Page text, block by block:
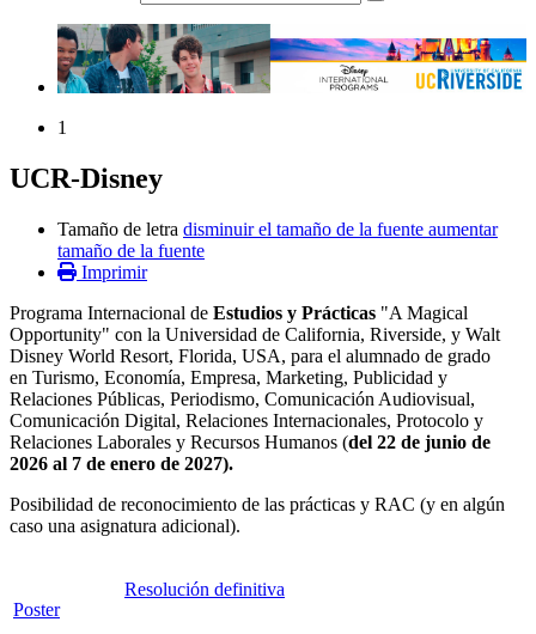
1
UCR-Disney
Tamaño de letra disminuir el tamaño de la fuente aumentar
tamaño de la fuente
Imprimir
Programa Internacional de Estudios y Prácticas "A Magical
Opportunity" con la Universidad de California, Riverside, y Walt
Disney World Resort, Florida, USA, para el alumnado de grado
en Turismo, Economía, Empresa, Marketing, Publicidad y
Relaciones Públicas, Periodismo, Comunicación Audiovisual,
Comunicación Digital, Relaciones Internacionales, Protocolo y
Relaciones Laborales y Recursos Humanos (del 22 de junio de
2026 al 7 de enero de 2027).
Posibilidad de reconocimiento de las prácticas y RAC (y en algún
caso una asignatura adicional).
Poster
Resolución definitiva